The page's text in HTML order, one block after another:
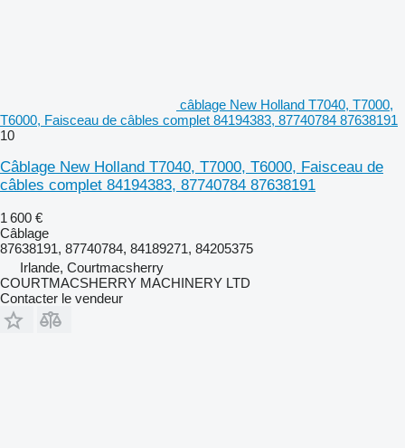
câblage New Holland T7040, T7000,
T6000, Faisceau de câbles complet 84194383, 87740784 87638191
10
Câblage New Holland T7040, T7000, T6000, Faisceau de
câbles complet 84194383, 87740784 87638191
1 600 €
Câblage
87638191, 87740784, 84189271, 84205375
Irlande, Courtmacsherry
COURTMACSHERRY MACHINERY LTD
Contacter le vendeur